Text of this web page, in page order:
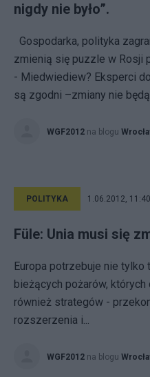
nigdy nie było”.
Gospodarka, polityka
zmienią się puzzle w Rosji
- Miedwiediew? Eksperci
są zgodni –zmiany nie będą
WGF2012 na blogu
POLITYKA 1.06.2012, 11:40
Füle: Unia musi się
Europa potrzebuje nie
bieżących pożarów,
również strategów -
rozszerzenia i...
WGF2012 na blogu